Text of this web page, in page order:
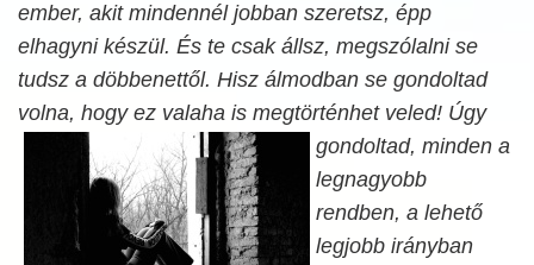
ember, akit mindennél jobban szeretsz, épp
elhagyni készül. És te csak állsz, megszólalni se
tudsz a döbbenettől. Hisz álmodban se gondoltad
volna, hogy ez valaha is megtörténhet veled! Úgy
gondoltad, minden a
legnagyobb
rendben, a lehető
legjobb irányban